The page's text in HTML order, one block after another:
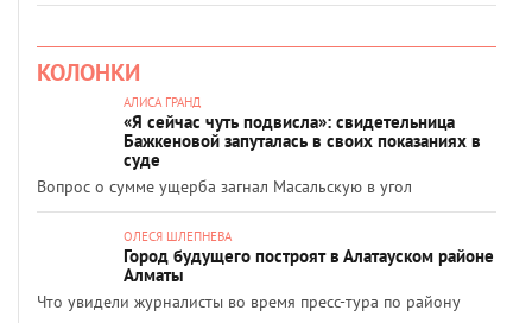
КОЛОНКИ
АЛИСА ГРАНД
«Я сейчас чуть подвисла»: свидетельница
Бажкеновой запуталась в своих показаниях в
суде
Вопрос о сумме ущерба загнал Масальскую в угол
ОЛЕСЯ ШЛЕПНЕВА
Город будущего построят в Алатауском районе
Алматы
Что увидели журналисты во время пресс-тура по району